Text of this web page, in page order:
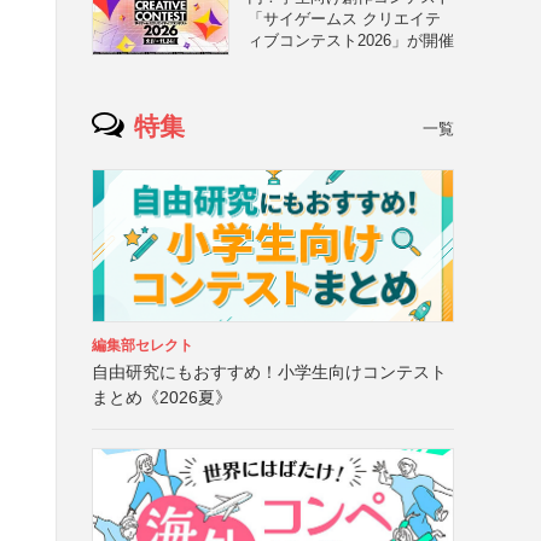
「サイゲームス クリエイテ
ィブコンテスト2026」が開催
特集 一覧
編集部セレクト
自由研究にもおすすめ！小学生向けコンテスト
まとめ《2026夏》